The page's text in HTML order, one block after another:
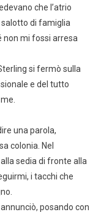
che l’atrio
di famiglia
non mi fossi arresa
si fermò sulla
e del tutto
una parola,
colonia. Nel
sedia di fronte alla
i tacchi che
posando con